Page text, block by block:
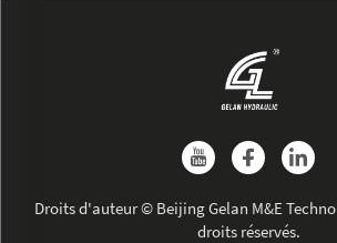
Droits d'auteur © Beijing Gelan M&E
droits réservés.